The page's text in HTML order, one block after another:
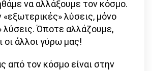
να αλλάξουμε τον κόσμο.
λύσεις, μόνο
λύσεις. Όποτε αλλάζουμε,
οι άλλοι γύρω μας!
από τον κόσμο είναι στην